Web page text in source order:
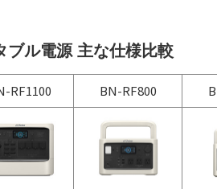
ル電源 主な仕様比較
RF1100 BN-RF800